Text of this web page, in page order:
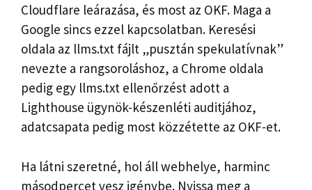
Cloudflare leárazása, és most az OKF. Maga a
Google sincs ezzel kapcsolatban. Keresési
oldala az llms.txt fájlt „pusztán spekulatívnak”
nevezte a rangsoroláshoz, a Chrome oldala
pedig egy llms.txt ellenőrzést adott a
Lighthouse ügynök-készenléti auditjához,
adatcsapata pedig most közzétette az OKF-et.
Ha látni szeretné, hol áll webhelye, harminc
másodpercet vesz igénybe. Nyissa meg a